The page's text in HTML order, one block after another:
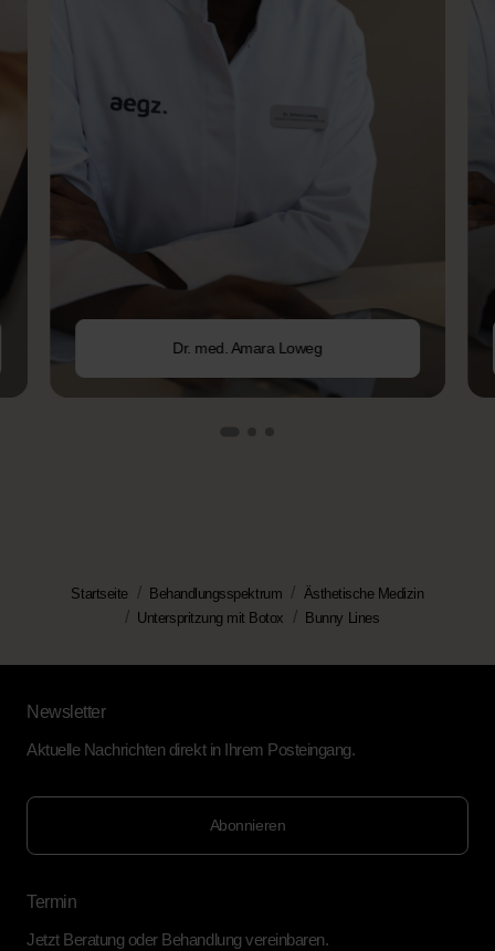
Dr. med. Amara Loweg
Startseite Behandlungsspektrum
Ästhetische Medizin
Unterspritzung mit Botox
Bunny Lines
Newsletter
Aktuelle Nachrichten direkt in Ihrem Posteingang.
Abonnieren
Termin
Jetzt Beratung oder Behandlung vereinbaren.